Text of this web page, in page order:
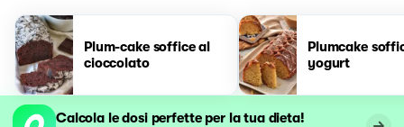
Plum-cake soffice al
cioccolato
Plumcake
yogurt
Calcola le dosi perfette per la tua dieta!